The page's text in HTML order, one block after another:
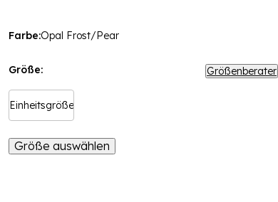
Farbe:Opal Frost/Pear
Größe: Größenberater
Einheitsgröße
Größe auswählen